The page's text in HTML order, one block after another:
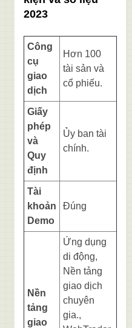
2023
Công
cụ
giao
dịch
Hơn 100
tài sản và
cổ phiếu.
Giấy
phép
và
Quy
định
Ủy ban tài
chính.
Tài
khoản
Demo
Đúng
Nền
tảng
giao
Ứng dụng
di động,
Nền tảng
giao dịch
chuyên
gia.,